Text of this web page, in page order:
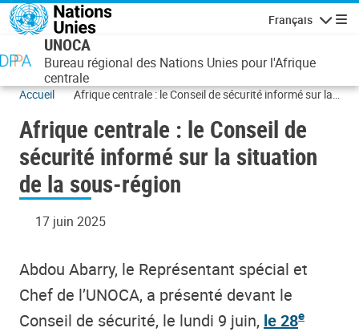
Aller au contenu principal
Français
UNOCA
Bureau régional des Nations Unies pour l'Afrique
centrale
Accueil
Afrique centrale : le Conseil de sécurité informé sur la
Afrique centrale : le Conseil de
sécurité informé sur la situation
de la sous-région
17 juin 2025
Abdou Abarry, le Représentant spécial et
Chef de l’UNOCA, a présenté devant le
Conseil de sécurité, le lundi 9 juin, le 28e